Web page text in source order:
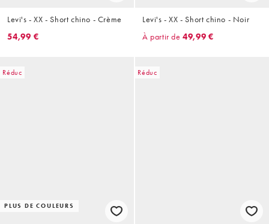
Levi's - XX - Short chino - Crème
54,99 €
Levi's - XX - Short chino - Noir
À partir de 49,99 €
Réduc
PLUS DE COULEURS
Réduc